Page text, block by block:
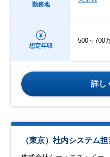
勤務地
想定年収
500～700
詳し
（東京）社内システム